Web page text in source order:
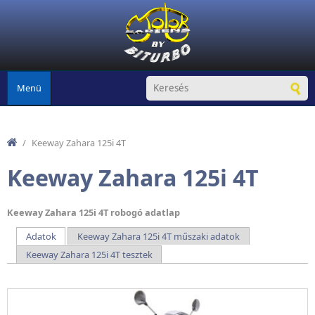
Menü
/ Keeway Zahara 125i 4T
Keeway Zahara 125i 4T
Keeway Zahara 125i 4T robogó adatlap
Elsődleges fülek
Adatok(aktív fül)Keeway Zahara 125i 4T műszaki adatok
Keeway Zahara 125i 4T tesztek